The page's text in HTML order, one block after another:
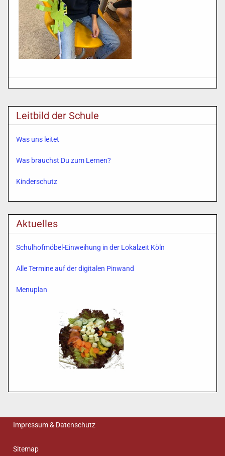
Leitbild der Schule
Was uns leitet
Was brauchst Du zum Lernen?
Kinderschutz
Aktuelles
Schulhofmöbel-Einweihung in der Lokalzeit Köln
Alle Termine auf der digitalen Pinwand
Menuplan
Impressum & Datenschutz
Sitemap